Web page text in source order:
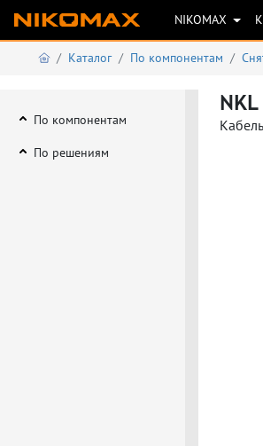
NIKOMAX
Каталог По компонентам
По компонентам
По решениям